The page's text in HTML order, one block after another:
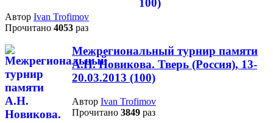
Автор Ivan Trofimov
Прочитано 4053 раз
Межрегиональный турнир памяти
А.Н. Новикова. Тверь (Россия), 13-
20.03.2013 (100)
Автор Ivan Trofimov
Прочитано 3849 раз